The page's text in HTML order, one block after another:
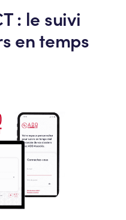
: le suivi
en temps